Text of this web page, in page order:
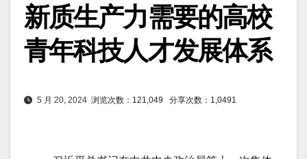
新质生产力需要的高校
青年科技人才发展体系
5 月 20, 2024 浏览次数：121,049 分享次数：1,0491